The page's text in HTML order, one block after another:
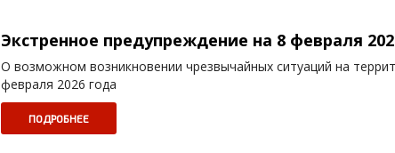
Экстренное предупреждение на 8 февраля
О возможном возникновении чрезвычайных ситуаций на
февраля 2026 года
ПОДРОБНЕЕ